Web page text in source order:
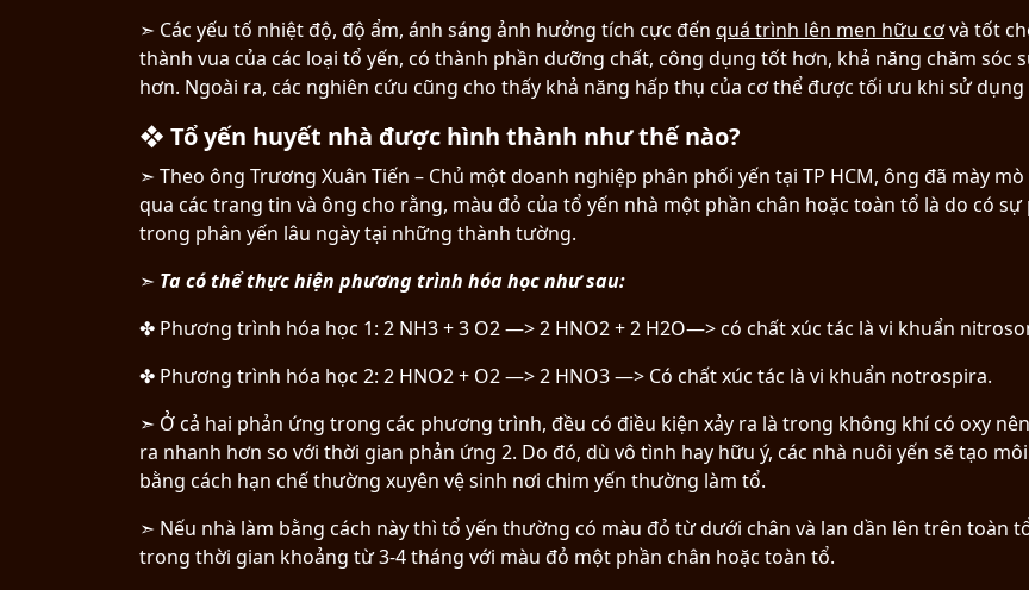
➣ Các yếu tố nhiệt độ, độ ẩm, ánh sáng ảnh hưởng tích cực đến quá trình lên men hữu cơvà tốt
thành vua của các loại tổ yến, có thành phần dưỡng chất, công dụng tốt hơn, khả năng chăm sóc
hơn. Ngoài ra, các nghiên cứu cũng cho thấy khả năng hấp thụ của cơ thể được tối ưu khi sử dụng
❖ Tổ yến huyết nhà được hình thành như thế nào?
➣ Theo ông Trương Xuân Tiến – Chủ một doanh nghiệp phân phối yến tại TP HCM, ông đã mày
qua các trang tin và ông cho rằng, màu đỏ của tổ yến nhà một phần chân hoặc toàn tổ là do có
trong phân yến lâu ngày tại những thành tường.
➣ Ta có thể thực hiện phương trình hóa học như sau:
✤ Phương trình hóa học 1: 2 NH3 + 3 O2 —> 2 HNO2 + 2 H2O—> có chất xúc tác là vi khuẩn
✤ Phương trình hóa học 2: 2 HNO2 + O2 —> 2 HNO3 —> Có chất xúc tác là vi khuẩn notrospira.
➣ Ở cả hai phản ứng trong các phương trình, đều có điều kiện xảy ra là trong không khí có oxy
ra nhanh hơn so với thời gian phản ứng 2. Do đó, dù vô tình hay hữu ý, các nhà nuôi yến sẽ tạo
bằng cách hạn chế thường xuyên vệ sinh nơi chim yến thường làm tổ.
➣ Nếu nhà làm bằng cách này thì tổ yến thường có màu đỏ từ dưới chân và lan dần lên trên toàn
trong thời gian khoảng từ 3-4 tháng với màu đỏ một phần chân hoặc toàn tổ.